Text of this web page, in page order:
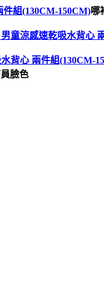
件組(130CM-150CM)哪
男童涼感速乾吸水背心
背心 兩件組(130CM-
臉色